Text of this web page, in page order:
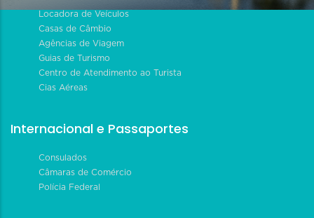
Locadora de Veículos
Casas de Câmbio
Agências de Viagem
Guias de Turismo
Centro de Atendimento ao Turista
Cias Aéreas
Internacional e Passaportes
Consulados
Câmaras de Comércio
Polícia Federal